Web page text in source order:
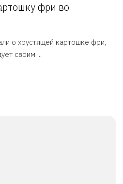
фри во
о хрустящей картошке фри,
своим ...